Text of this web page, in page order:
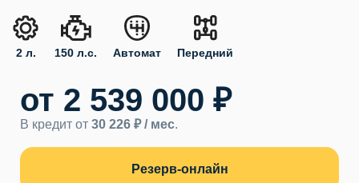
2 л. 150 л.с. Автомат Передний
от 2 539 000 ₽
В кредит от 30 226 ₽ / мес.
Резерв-онлайн